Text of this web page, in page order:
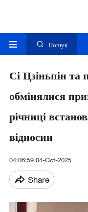
Пошук
Сі Цзіньпін та
обмінялися
річниці
відносин
04:06:59 04-Oct-2025
Share